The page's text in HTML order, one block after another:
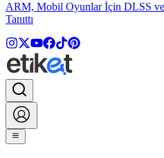
ARM, Mobil Oyunlar İçin DLSS
Tanıttı